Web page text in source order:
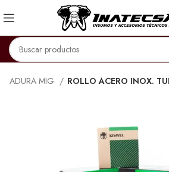
MIG ROLLO ACERO INOX.